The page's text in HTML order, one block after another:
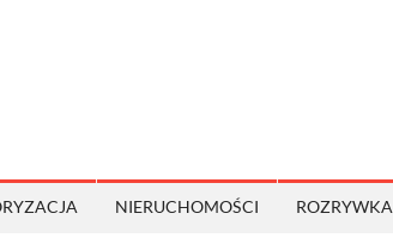
NIERUCHOMOŚCI ROZRYWKA